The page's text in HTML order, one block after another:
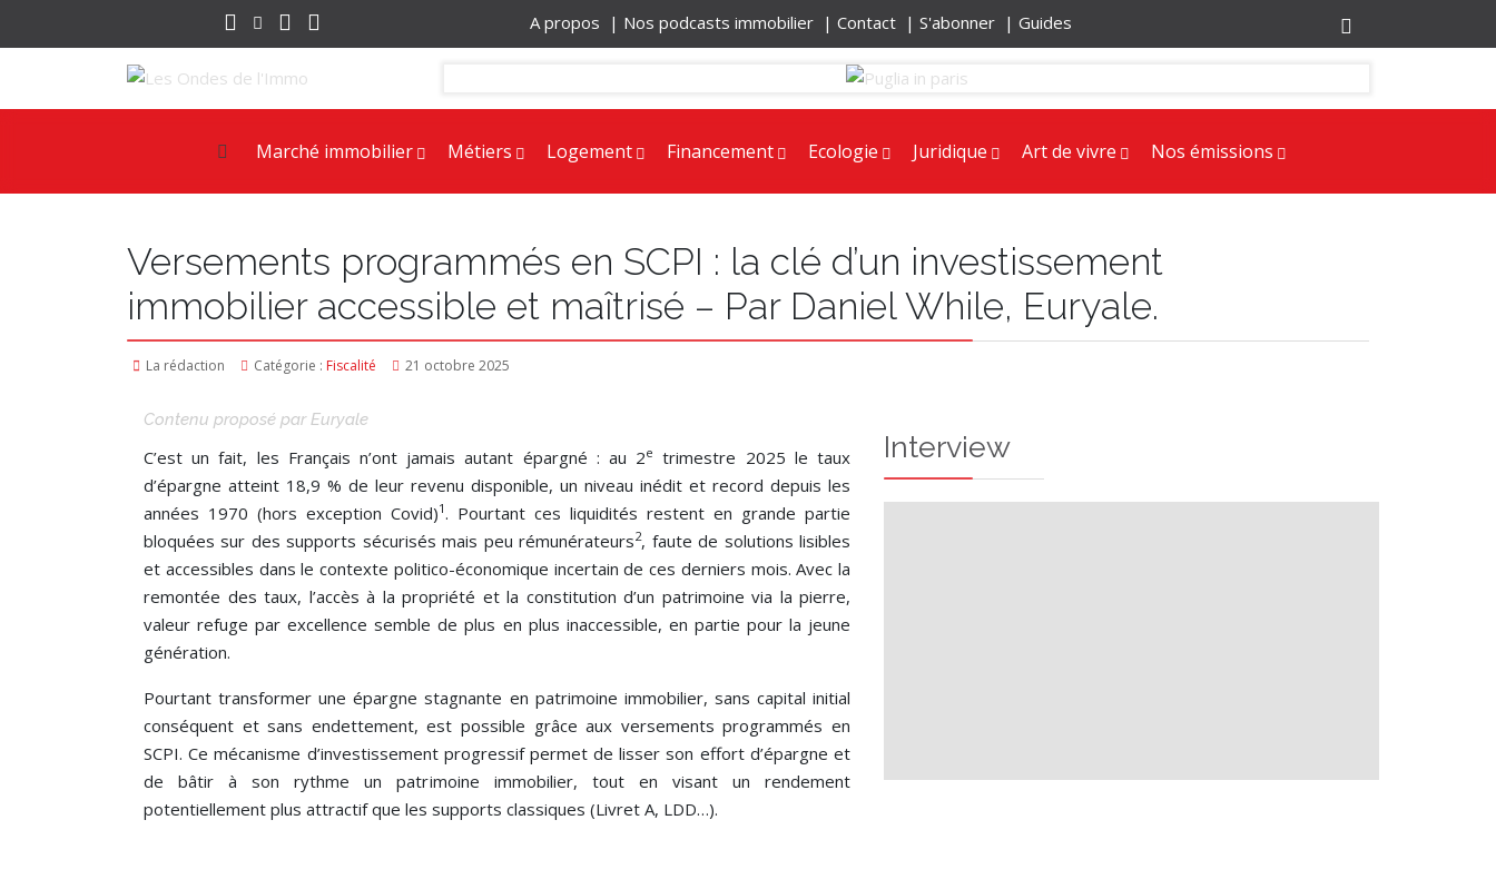
A propos | Nos podcasts immobilier | Contact | S'abonner | Guides
Marché immobilier Métiers Logement Financement Ecologie Juridique Art de vivre Nos émissions
Versements programmés en SCPI : la clé d’un investissement
immobilier accessible et maîtrisé – Par Daniel While, Euryale.
La rédaction Catégorie : Fiscalité 21 octobre 2025
Contenu proposé par Euryale
C’est un fait, les Français n’ont jamais autant épargné : au 2e trimestre 2025 le taux
d’épargne atteint 18,9 % de leur revenu disponible, un niveau inédit et record depuis les
années 1970 (hors exception Covid)1. Pourtant ces liquidités restent en grande partie
bloquées sur des supports sécurisés mais peu rémunérateurs2, faute de solutions lisibles
et accessibles dans le contexte politico-économique incertain de ces derniers mois. Avec la
remontée des taux, l’accès à la propriété et la constitution d’un patrimoine via la pierre,
valeur refuge par excellence semble de plus en plus inaccessible, en partie pour la jeune
génération.
Pourtant transformer une épargne stagnante en patrimoine immobilier, sans capital initial
conséquent et sans endettement, est possible grâce aux versements programmés en
SCPI. Ce mécanisme d’investissement progressif permet de lisser son effort d’épargne et
de bâtir à son rythme un patrimoine immobilier, tout en visant un rendement
potentiellement plus attractif que les supports classiques (Livret A, LDD…).
Interview